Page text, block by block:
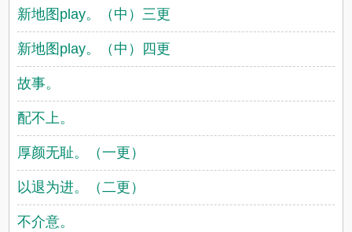
新地图play。（中）三更
新地图play。（中）四更
故事。
配不上。
厚颜无耻。（一更）
以退为进。（二更）
不介意。